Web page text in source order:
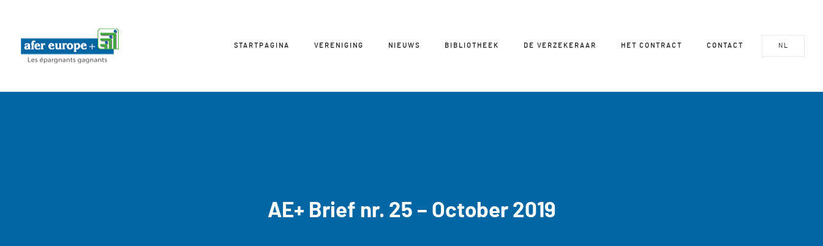
NL
STARTPAGINA VERENIGING NIEUWS BIBLIOTHEEK DE VERZEKERAAR HET CONTRACT CONTACT
AE+ Brief nr. 25 – October 2019